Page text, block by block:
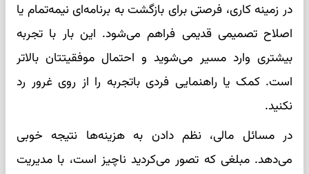
در زمینه کاری، فرصتی برای بازگشت به برنامه‌ای نیمه‌تمام یا
اصلاح تصمیمی قدیمی فراهم می‌شود. این بار با تجربه
بیشتری وارد مسیر می‌شوید و احتمال موفقیتتان بالاتر
است. کمک یا راهنمایی فردی باتجربه را از روی غرور رد
نکنید.
در مسائل مالی، نظم دادن به هزینه‌ها نتیجه خوبی
می‌دهد. مبلغی که تصور می‌کردید ناچیز است، با مدیریت